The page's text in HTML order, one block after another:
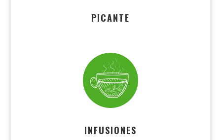
PICANTE
INFUSIONES